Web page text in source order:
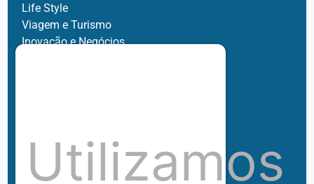
Life Style
Viagem e Turismo
Inovação e Negócios
Hubnexxo
Redes
Utilizamos